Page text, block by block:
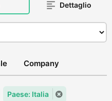
Dettaglio
Company
Paese: Italia